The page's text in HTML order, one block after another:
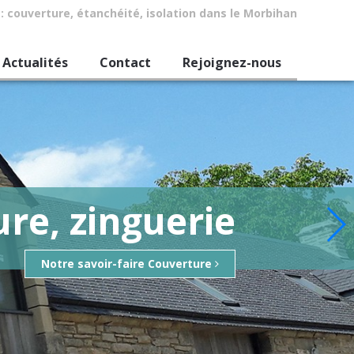
: couverture, étanchéité, isolation dans le Morbihan
Actualités Contact Rejoignez-nous
zinguerie
Notre savoir-faire Couverture